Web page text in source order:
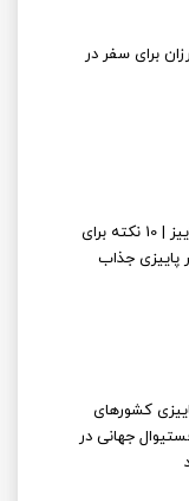
برای سفر در
نکات سفر در پاییز | 10 نکته برای
جذاب
کشورهای
18 فستیوال جهانی در